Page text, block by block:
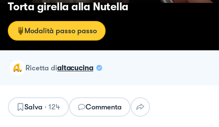
Torta girella alla Nutella
Modalità passo passo
ricetta dialtacucina
Salva · 124 Commenta